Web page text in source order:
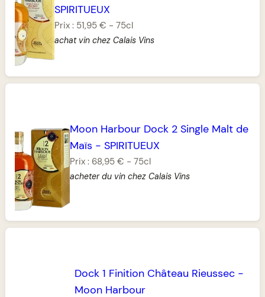
SPIRITUEUX
Prix : 51,95 € - 75cl
achat vin chez Calais Vins
Moon Harbour Dock 2 Single Malt de
Maïs -SPIRITUEUX
Prix : 68,95 € -75cl
acheter du vin chez Calais Vins
Dock 1 Finition Château Rieussec -
Moon Harbour